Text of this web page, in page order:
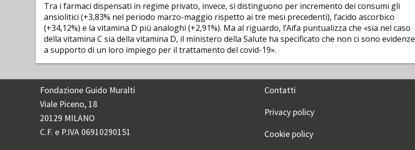
Tra i farmaci dispensati in regime privato, invece, si distinguono per incremento dei consumi gli
ansiolitici (+3,83% nel periodo marzo-maggio rispetto ai tre mesi precedenti), l’acido ascorbico
(+34,12%) e la vitamina D più analoghi (+2,91%). Ma al riguardo, l’Aifa puntualizza che «sia nel caso
della vitamina C sia della vitamina D, il ministero della Salute ha specificato che non ci sono evidenze
a supporto di un loro impiego per il trattamento del covid-19».
Fondazione Guido Muralti
Viale Piceno, 18
20129 MILANO
C.F. e P.IVA 06910290151
Contatti
Privacy policy
Cookie policy